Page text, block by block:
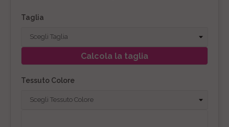
Taglia
Calcola la taglia
Tessuto Colore